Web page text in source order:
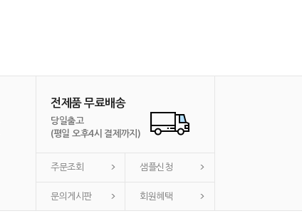
전제품 무료배송
당일출고
(평일 오후4시 결제까지)
주문조회 샘플신청
문의게시판 회원혜택